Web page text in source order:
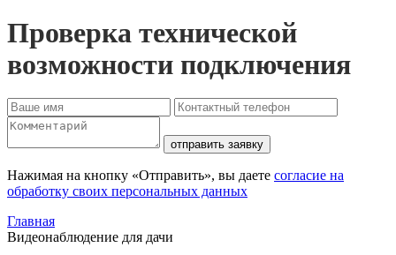
Проверка технической
возможности подключения
отправить заявку
Нажимая на кнопку «Отправить», вы даете согласие на
обработку своих персональных данных
Главная
Видеонаблюдение для дачи